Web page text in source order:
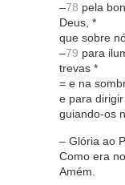
–78 pela
Deus, *
que sobre
–79 para
trevas *
= e na
e para
guiando-os
– Glória ao
Como era
Amém.